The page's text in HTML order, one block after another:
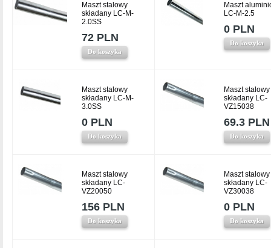
Maszt stalowy
składany LC-M-
2.0SS
72 PLN
Do koszyka
Maszt
LC-M-2.5
0 PLN
Do koszyka
Maszt stalowy
składany LC-M-
3.0SS
0 PLN
Do koszyka
Maszt stalowy
składany LC-
VZ15038
69.3 PLN
Do koszyka
Maszt stalowy
składany LC-
VZ20050
156 PLN
Do koszyka
Maszt stalowy
składany LC-
VZ30038
0 PLN
Do koszyka